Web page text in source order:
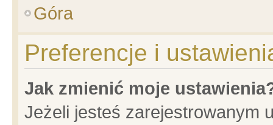
Góra
Preferencje i
Jak zmienić moje
Jeżeli jesteś zarejestrowanym